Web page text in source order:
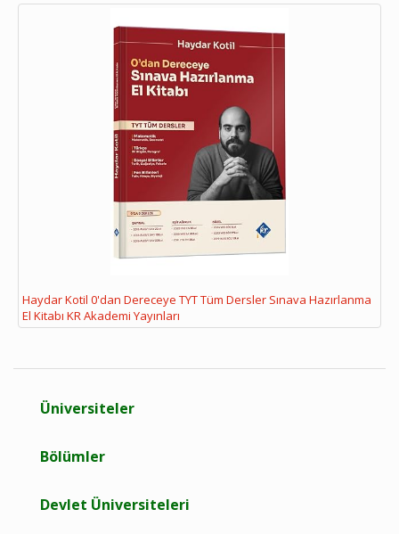
Haydar Kotil 0'dan Dereceye TYT Tüm Dersler Sınava Hazırlanma
El Kitabı KR Akademi Yayınları
Üniversiteler
Bölümler
Devlet Üniversiteleri